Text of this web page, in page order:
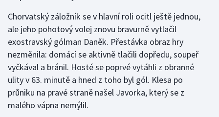
Plážový volejbal
Ragby
Rychlobruslení
Rychlostní kanoistika
Short track
Chorvatský záložník se v hlavní roli ocitl ještě jednou,
ale jeho pohotový volej znovu bravurně vytlačil
exostravský gólman Daněk. Přestávka obraz hry
nezměnila: domácí se aktivně tlačili dopředu, soupeř
vyčkával a bránil. Hosté se poprvé vytáhli z obranné
ulity v 63. minutě a hned z toho byl gól. Klesa po
průniku na pravé straně našel Javorka, který se z
malého vápna nemýlil.